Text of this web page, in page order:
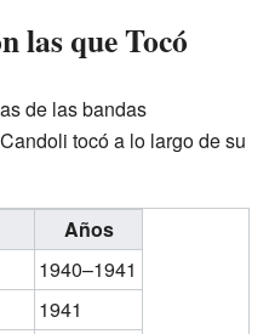
las que Tocó
de las bandas
tocó a lo largo de su
Años
1940–1941
1941